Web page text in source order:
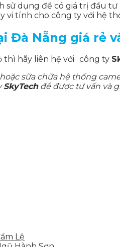
sử dụng để có giá trị đầu
tính cho công ty với hệ
Đà Nẵng giá rẻ
thì hãy liên hệ với công ty
sữa chữa hệ thống
SkyTechđể được tư vấn và
Lệ